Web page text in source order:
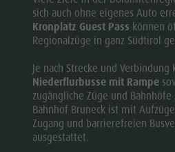
sich auch ohne eigenes Auto
Kronplatz Guest Pass können
Regionalzüge in ganz Südtirol
Je nach Strecke und Verbindung
Niederflurbusse mit Rampe
zugängliche Züge und
Bahnhof Bruneck ist mit
Zugang und barrierefreien
ausgestattet.